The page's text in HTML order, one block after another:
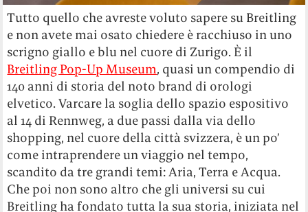
Tutto quello che avreste voluto sapere su Breitling
e non avete mai osato chiedere è racchiuso in uno
scrigno giallo e blu nel cuore di Zurigo. È il
Breitling Pop-Up Museum, quasi un compendio di
140 anni di storia del noto brand di orologi
elvetico. Varcare la soglia dello spazio espositivo
al 14 di Rennweg, a due passi dalla via dello
shopping, nel cuore della città svizzera, è un po’
come intraprendere un viaggio nel tempo,
scandito da tre grandi temi: Aria, Terra e Acqua.
Che poi non sono altro che gli universi su cui
Breitling ha fondato tutta la sua storia, iniziata nel